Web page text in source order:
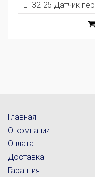
LF32-25 Датчик
Главная
О компании
Оплата
Доставка
Гарантия